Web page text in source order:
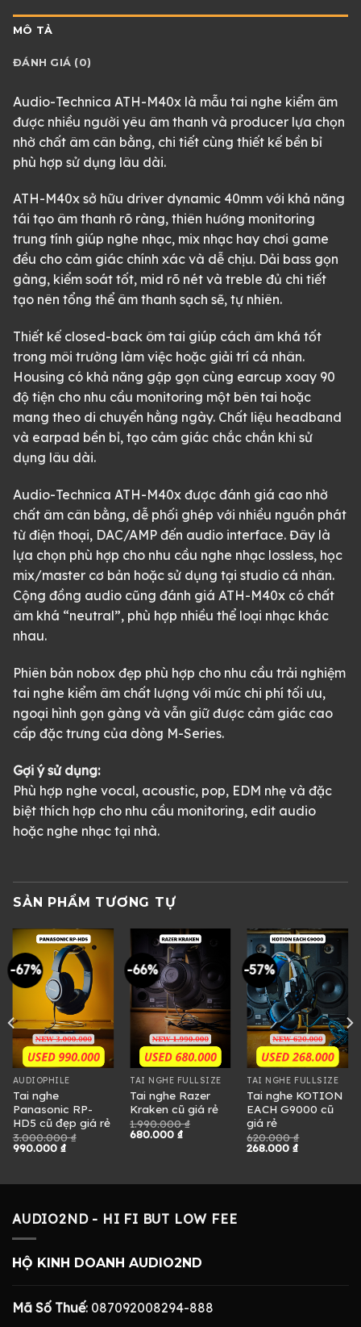
MÔ TẢ
ĐÁNH GIÁ (0)
Audio-Technica ATH-M40x là mẫu tai nghe kiểm âm
được nhiều người yêu âm thanh và producer lựa chọn
nhờ chất âm cân bằng, chi tiết cùng thiết kế bền bỉ
phù hợp sử dụng lâu dài.
ATH-M40x sở hữu driver dynamic 40mm với khả năng
tái tạo âm thanh rõ ràng, thiên hướng monitoring
trung tính giúp nghe nhạc, mix nhạc hay chơi game
đều cho cảm giác chính xác và dễ chịu. Dải bass gọn
gàng, kiểm soát tốt, mid rõ nét và treble đủ chi tiết
tạo nên tổng thể âm thanh sạch sẽ, tự nhiên.
Thiết kế closed-back ôm tai giúp cách âm khá tốt
trong môi trường làm việc hoặc giải trí cá nhân.
Housing có khả năng gập gọn cùng earcup xoay 90
độ tiện cho nhu cầu monitoring một bên tai hoặc
mang theo di chuyển hằng ngày. Chất liệu headband
và earpad bền bỉ, tạo cảm giác chắc chắn khi sử
dụng lâu dài.
Audio-Technica ATH-M40x được đánh giá cao nhờ
chất âm cân bằng, dễ phối ghép với nhiều nguồn phát
từ điện thoại, DAC/AMP đến audio interface. Đây là
lựa chọn phù hợp cho nhu cầu nghe nhạc lossless, học
mix/master cơ bản hoặc sử dụng tại studio cá nhân.
Cộng đồng audio cũng đánh giá ATH-M40x có chất
âm khá “neutral”, phù hợp nhiều thể loại nhạc khác
nhau.
Phiên bản nobox đẹp phù hợp cho nhu cầu trải nghiệm
tai nghe kiểm âm chất lượng với mức chi phí tối ưu,
ngoại hình gọn gàng và vẫn giữ được cảm giác cao
cấp đặc trưng của dòng M-Series.
Gợi ý sử dụng:
Phù hợp nghe vocal, acoustic, pop, EDM nhẹ và đặc
biệt thích hợp cho nhu cầu monitoring, edit audio
hoặc nghe nhạc tại nhà.
SẢN PHẨM TƯƠNG TỰ
-67%
AUDIOPHILE
Tai nghe
Panasonic RP-
HD5 cũ đẹp giá rẻ
3.000.000₫
Giá
990.000 ₫Giá
990.000 ₫.
-66%
TAI NGHE FULLSIZE
Tai nghe Razer
Kraken cũ giá rẻ
1.990.000₫
Giá
680.000₫Giá
-57%
TAI NGHE FULLSIZE
Tai nghe KOTION
EACH G9000 cũ
giá rẻ
620.000₫
Giá
268.000₫Giá
268.000 ₫.
AUDIO2ND - HI FI BUT LOW FEE
HỘ KINH DOANH AUDIO2ND
Mã Số Thuế: 087092008294-888